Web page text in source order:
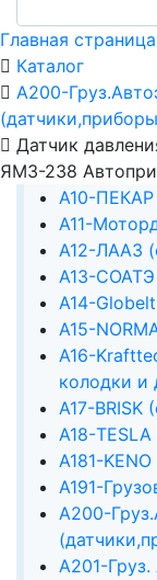
Главная страница
Каталог
А200-
Датчик
ЯМЗ-238
А10-ПЕКАР
А11-
А12-ЛААЗ
А13-СОАТЭ
А14-
А15-
А16-
колодки и
А17-BRISK
А18-
А181-KENO
А191-
А200-
А201-